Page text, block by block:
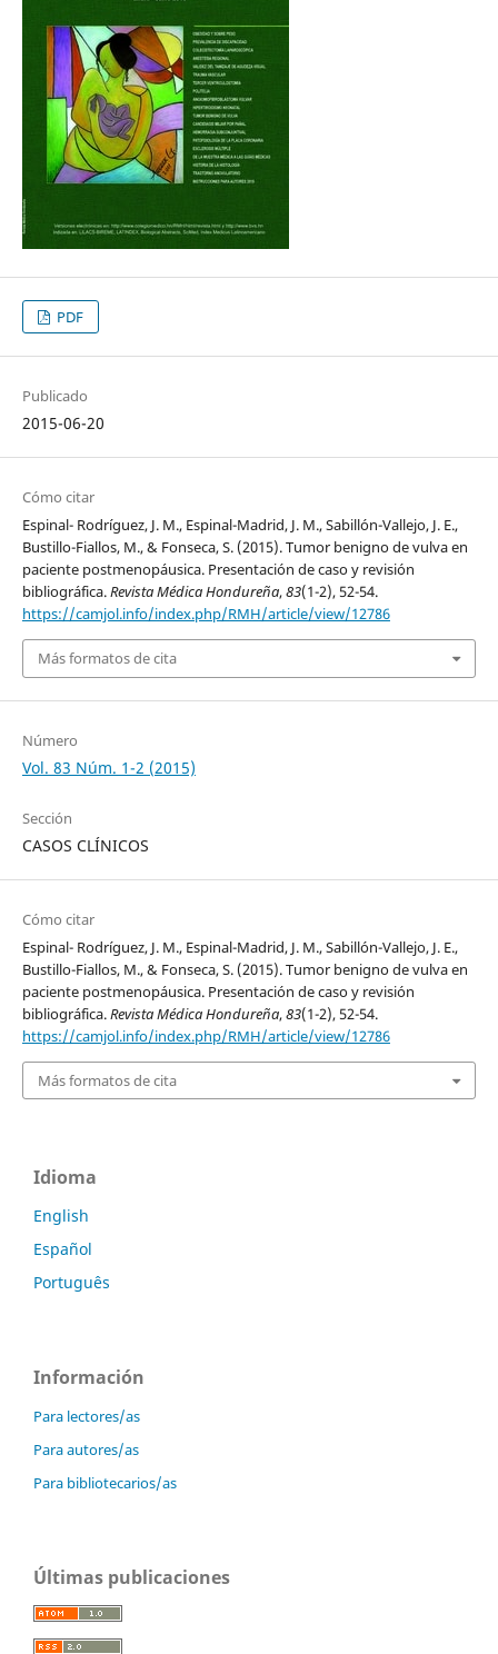
PDF
Publicado
2015-06-20
Cómo citar
Espinal- Rodríguez, J. M., Espinal-Madrid, J. M., Sabillón-Vallejo, J. E.,
Bustillo-Fiallos, M., & Fonseca, S. (2015). Tumor benigno de vulva en
paciente postmenopáusica. Presentación de caso y revisión
bibliográfica.Revista Médica Hondureña,83(1-2), 52-54.
https://camjol.info/index.php/RMH/article/view/12786
Más formatos de cita
Número
Vol. 83 Núm. 1-2 (2015)
Sección
CASOS CLÍNICOS
Cómo citar
Espinal- Rodríguez, J. M., Espinal-Madrid, J. M., Sabillón-Vallejo, J. E.,
Bustillo-Fiallos, M., & Fonseca, S. (2015). Tumor benigno de vulva en
paciente postmenopáusica. Presentación de caso y revisión
bibliográfica.Revista Médica Hondureña,83(1-2), 52-54.
https://camjol.info/index.php/RMH/article/view/12786
Más formatos de cita
Idioma
English
Español
Português
Información
Para lectores/as
Para autores/as
Para bibliotecarios/as
Últimas publicaciones